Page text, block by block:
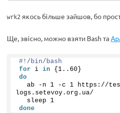
wrk2 якось більше зайшов, бо
Ще, звісно, можно взяти Bash та
#!/bin/bash
for i in {1.. 60 }
do
  ab -n
1 -c 1 https://
logs.setevoy.org.ua/
  sleep
1
done